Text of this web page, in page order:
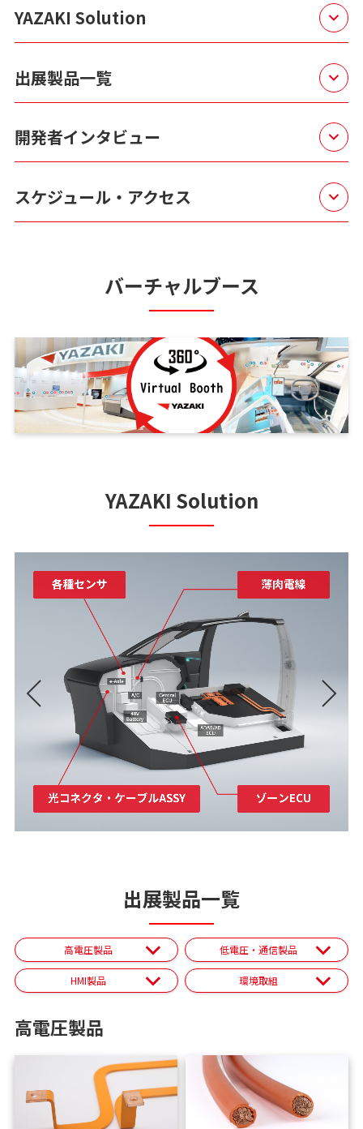
YAZAKI Solution
出展製品一覧
開発者インタビュー
スケジュール・アクセス
バーチャルブース
YAZAKI Solution
出展製品一覧
高電圧製品 低電圧・通信製品
HMI製品 環境取組
高電圧製品